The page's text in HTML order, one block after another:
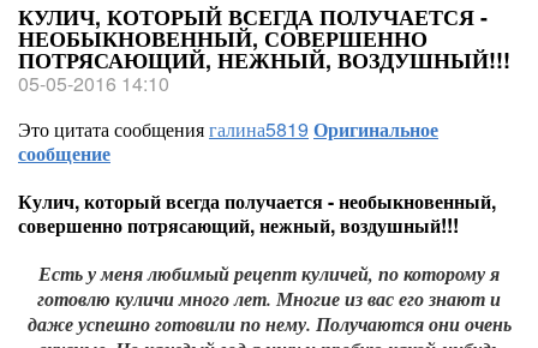
КУЛИЧ, КОТОРЫЙ ВСЕГДА ПОЛУЧАЕТСЯ -
НЕОБЫКНОВЕННЫЙ, СОВЕРШЕННО
ПОТРЯСАЮЩИЙ, НЕЖНЫЙ, ВОЗДУШНЫЙ!!!
05-05-2016 14:10
Это цитата сообщениягалина5819 Оригинальное
сообщение
Кулич, который всегда получается - необыкновенный,
совершенно потрясающий, нежный, воздушный!!!
Есть у меня любимый рецепт куличей, по которому я
готовлю куличи много лет. Многие из вас его знают и
даже успешно готовили по нему. Получаются они очень